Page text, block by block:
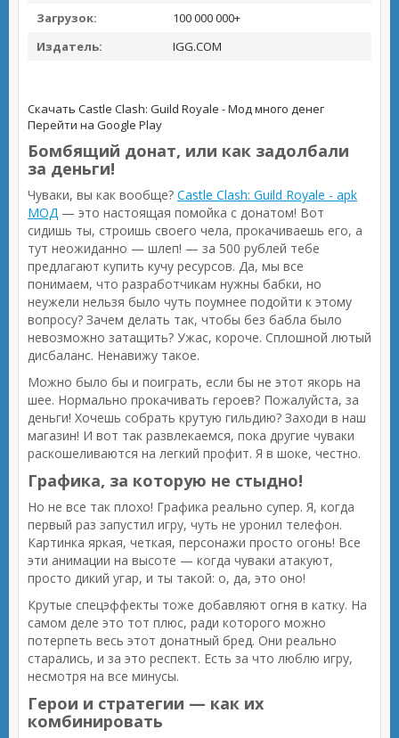
Загрузок:
100 000 000+
Издатель:
IGG.COM
Скачать Castle Clash: Guild Royale - Мод много денег
Перейти на Google Play
Бомбящий донат, или как задолбали
за деньги!
Чуваки, вы как вообще? Castle Clash: Guild Royale - apk
МОД — это настоящая помойка с донатом! Вот
сидишь ты, строишь своего чела, прокачиваешь его, а
тут неожиданно — шлеп! — за 500 рублей тебе
предлагают купить кучу ресурсов. Да, мы все
понимаем, что разработчикам нужны бабки, но
неужели нельзя было чуть поумнее подойти к этому
вопросу? Зачем делать так, чтобы без бабла было
невозможно затащить? Ужас, короче. Сплошной лютый
дисбаланс. Ненавижу такое.
Можно было бы и поиграть, если бы не этот якорь на
шее. Нормально прокачивать героев? Пожалуйста, за
деньги! Хочешь собрать крутую гильдию? Заходи в наш
магазин! И вот так развлекаемся, пока другие чуваки
раскошеливаются на легкий профит. Я в шоке, честно.
Графика, за которую не стыдно!
Но не все так плохо! Графика реально супер. Я, когда
первый раз запустил игру, чуть не уронил телефон.
Картинка яркая, четкая, персонажи просто огонь! Все
эти анимации на высоте — когда чуваки атакуют,
просто дикий угар, и ты такой: о, да, это оно!
Крутые спецэффекты тоже добавляют огня в катку. На
самом деле это тот плюс, ради которого можно
потерпеть весь этот донатный бред. Они реально
старались, и за это респект. Есть за что люблю игру,
несмотря на все минусы.
Герои и стратегии — как их
комбинировать